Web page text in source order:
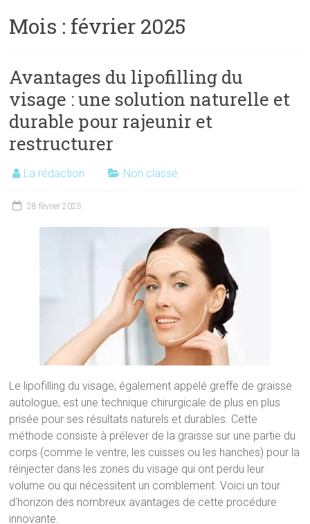
Mois : février 2025
Avantages du lipofilling du
visage : une solution naturelle et
durable pour rajeunir et
restructurer
La rédaction Non classé
28 février 2025
Le lipofilling du visage, également appelé greffe de graisse
autologue, est une technique chirurgicale de plus en plus
prisée pour ses résultats naturels et durables. Cette
méthode consiste à prélever de la graisse sur une partie du
corps (comme le ventre, les cuisses ou les hanches) pour la
réinjecter dans les zones du visage qui ont perdu leur
volume ou qui nécessitent un comblement. Voici un tour
d’horizon des nombreux avantages de cette procédure
innovante.